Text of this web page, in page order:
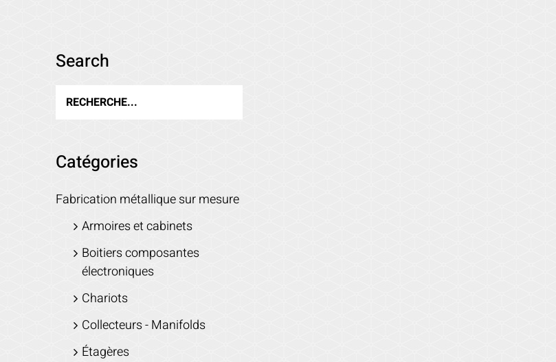
Search
Catégories
Fabrication métallique sur mesure
Armoires et cabinets
Boitiers composantes
électroniques
Chariots
Collecteurs - Manifolds
Étagères